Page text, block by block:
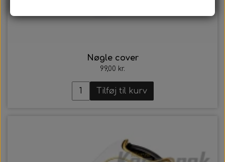
Nøgle cover
99,00 kr.
Tilføj til kurv